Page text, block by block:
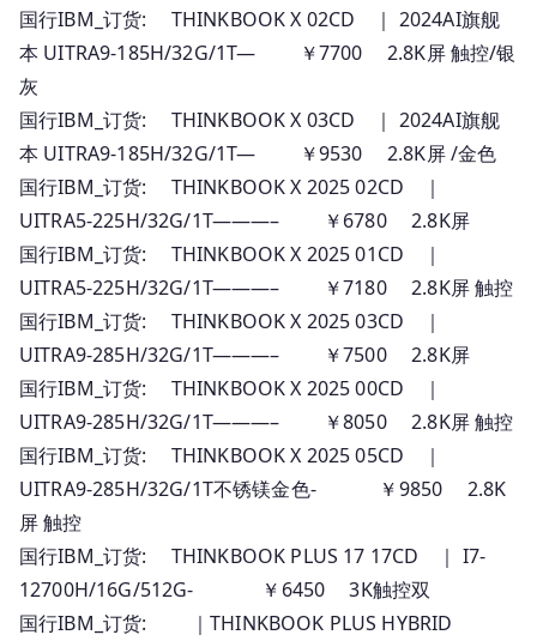
国行IBM_订货: THINKBOOK X 02CD ｜ 2024AI旗舰
本 UITRA9-185H/32G/1T— ￥7700 2.8K屏 触控/银
灰
国行IBM_订货: THINKBOOK X 03CD ｜ 2024AI旗舰
本 UITRA9-185H/32G/1T— ￥9530 2.8K屏 /金色
国行IBM_订货: THINKBOOK X 2025 02CD ｜
UITRA5-225H/32G/1T———– ￥6780 2.8K屏
国行IBM_订货: THINKBOOK X 2025 01CD ｜
UITRA5-225H/32G/1T———– ￥7180 2.8K屏 触控
国行IBM_订货: THINKBOOK X 2025 03CD ｜
UITRA9-285H/32G/1T———– ￥7500 2.8K屏
国行IBM_订货: THINKBOOK X 2025 00CD ｜
UITRA9-285H/32G/1T———– ￥8050 2.8K屏 触控
国行IBM_订货: THINKBOOK X 2025 05CD ｜
UITRA9-285H/32G/1T不锈镁金色- ￥9850 2.8K
屏 触控
国行IBM_订货: THINKBOOK PLUS 17 17CD ｜ I7-
12700H/16G/512G- ￥6450 3K触控双
国行IBM_订货: ｜THINKBOOK PLUS HYBRID